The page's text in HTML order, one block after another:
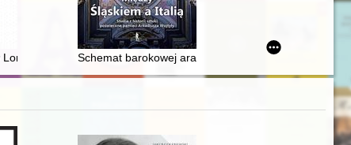
2004-2024
w świetle materiałów archiwalnych w archiwum kościoła i
Schemat barokowej aranżacji biblioteki